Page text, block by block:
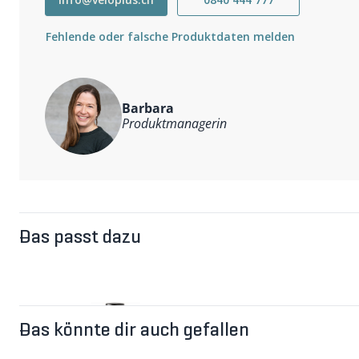
Zweilagenkonstruktion
Golden-Gate-Technologie
Hinweis: Die Hose fällt eher klein aus. Möglicherweise
wählen.
Fehlende oder falsche Produktdaten melden
Barbara
Produktmanagerin
Das passt dazu
Das könnte dir auch gefallen